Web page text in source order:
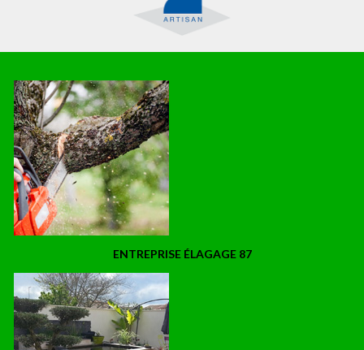
ENTREPRISE ÉLAGAGE 87